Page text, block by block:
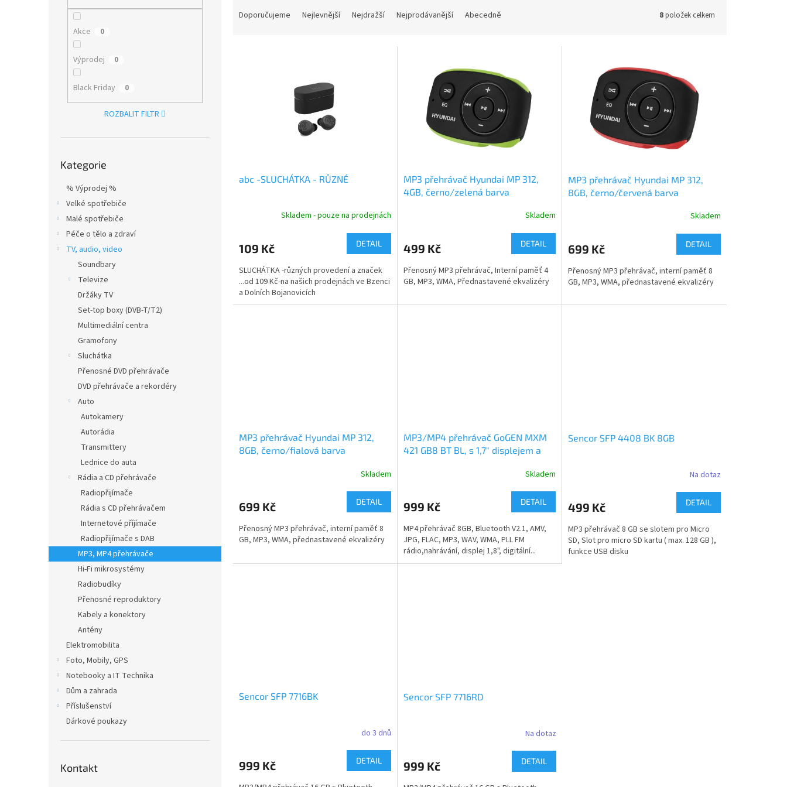
Akce 0
Výprodej 0
Black Friday 0
ROZBALIT FILTR
kategorie
Kategorie
% Výprodej %
Velké spotřebiče
Malé spotřebiče
Péče o tělo a zdraví
TV, audio, video
Soundbary
Televize
Držáky TV
Set-top boxy (DVB-T/T2)
Multimediální centra
Gramofony
Sluchátka
Přenosné DVD přehrávače
DVD přehrávače a rekordéry
Auto
Autokamery
Autorádia
Transmittery
Lednice do auta
Rádia a CD přehrávače
Radiopřijímače
Rádia s CD přehrávačem
Internetové příjímače
Radiopřijímače s DAB
MP3, MP4 přehrávače
Hi-Fi mikrosystémy
Radiobudíky
Přenosné reproduktory
Kabely a konektory
Antény
Elektromobilita
Foto, Mobily, GPS
Notebooky a IT Technika
Dům a zahrada
Příslušenství
Dárkové poukazy
Kontakt
Doporučujeme Nejlevnější Nejdražší Nejprodávanější Abecedně 8položek celkem
abc -SLUCHÁTKA - RŮZNÉ
Skladem - pouze na prodejnách
109 Kč DETAIL
SLUCHÁTKA -různých provedení a značek
...od 109 Kč-na našich prodejnách ve Bzenci
a Dolních Bojanovicích
MP3 přehrávač Hyundai MP 312,
4GB, černo/zelená barva
Skladem
499 Kč DETAIL
Přenosný MP3 přehrávač, Interní paměť 4
GB, MP3, WMA, Přednastavené ekvalizéry
MP3 přehrávač Hyundai MP 312,
8GB, černo/červená barva
Skladem
699 Kč DETAIL
Přenosný MP3 přehrávač, interní paměť 8
GB, MP3, WMA, přednastavené ekvalizéry
MP3 přehrávač Hyundai MP 312,
8GB, černo/fialová barva
Skladem
699 Kč DETAIL
Přenosný MP3 přehrávač, interní paměť 8
GB, MP3, WMA, přednastavené ekvalizéry
MP3/MP4 přehrávač GoGEN MXM
421 GB8 BT BL, s 1,7" displejem a
Skladem
999 Kč DETAIL
MP4 přehrávač 8GB, Bluetooth V2.1, AMV,
JPG, FLAC, MP3, WAV, WMA, PLL FM
rádio,nahrávání, displej 1,8", digitální...
Sencor SFP 4408 BK 8GB
Na dotaz
499 Kč DETAIL
MP3 přehrávač 8 GB se slotem pro Micro
SD, Slot pro micro SD kartu ( max. 128 GB ),
funkce USB disku
Sencor SFP 7716BK
do 3 dnů
999 Kč DETAIL
Sencor SFP 7716RD
Na dotaz
999 Kč DETAIL